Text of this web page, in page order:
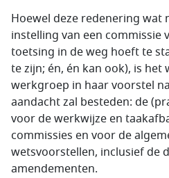
Hoewel deze redenering wat
instelling van een
toetsing in de weg hoeft te
te zijn; én, én kan ook), is
werkgroep in haar voorstel
aandacht zal besteden: de
voor de werkwijze en
commissies en voor de
wetsvoorstellen, inclusief de
amendementen.